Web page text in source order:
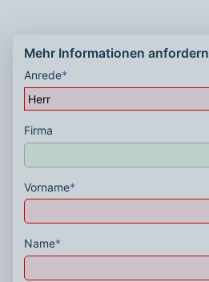
Mehr Informationen anfordern
Anrede*
Firma
Vorname*
Name*